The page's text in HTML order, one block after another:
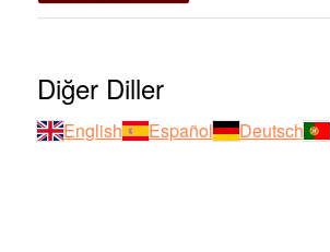
Diğer Diller
English Español Deutsch